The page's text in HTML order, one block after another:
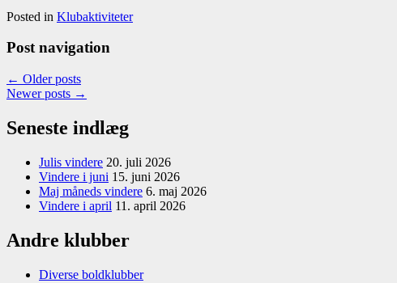
Posted in Klubaktiviteter
Post navigation
← Older posts
Newer posts →
Seneste indlæg
Julis vindere 20. juli 2026
Vindere i juni 15. juni 2026
Maj måneds vindere 6. maj 2026
Vindere i april 11. april 2026
Andre klubber
Diverse boldklubber